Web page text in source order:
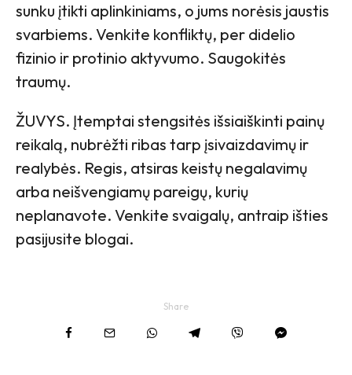
sunku įtikti aplinkiniams, o jums norėsis jaustis
svarbiems. Venkite konfliktų, per didelio
fizinio ir protinio aktyvumo. Saugokitės
traumų.
ŽUVYS. Įtemptai stengsitės išsiaiškinti painų
reikalą, nubrėžti ribas tarp įsivaizdavimų ir
realybės. Regis, atsiras keistų negalavimų
arba neišvengiamų pareigų, kurių
neplanavote. Venkite svaigalų, antraip išties
pasijusite blogai.
Share